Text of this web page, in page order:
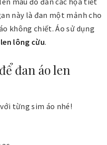
này là đan một mảnh cho
không chiết. Áo sử dụng
lông cừu.
đan áo len
từng sim áo nhé!